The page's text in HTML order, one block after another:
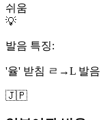
쉬움
💡
발음 특징:
'율' 받침 ㄹ→L 발음
🇯🇵